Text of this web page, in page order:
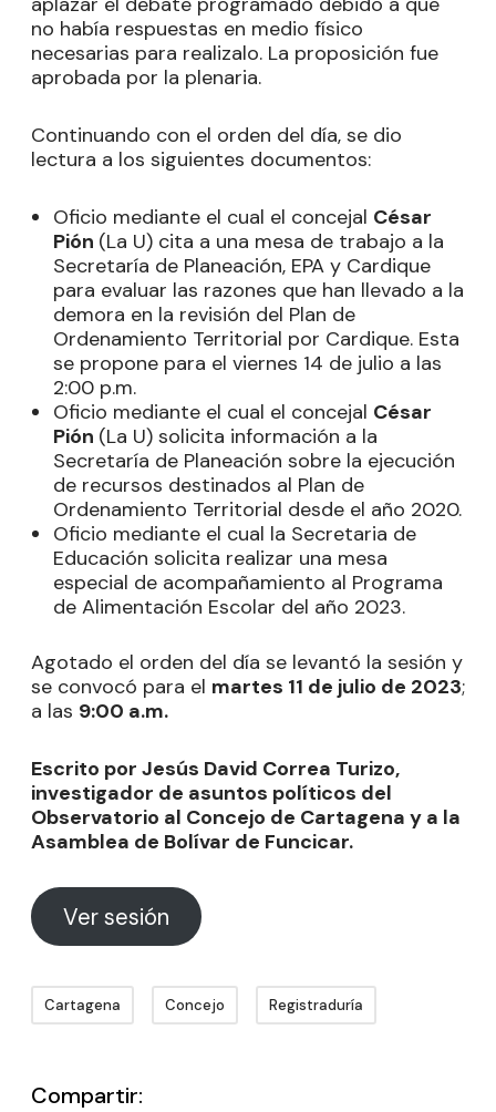
no había respuestas en medio físico
necesarias para realizalo. La proposición fue
aprobada por la plenaria.
Continuando con el orden del día, se dio
lectura a los siguientes documentos:
Oficio mediante el cual el concejal César
Pión (La U) cita a una mesa de trabajo a la
Secretaría de Planeación, EPA y Cardique
para evaluar las razones que han llevado a la
demora en la revisión del Plan de
Ordenamiento Territorial por Cardique. Esta
se propone para el viernes 14 de julio a las
2:00 p.m.
Oficio mediante el cual el concejal César
Pión (La U) solicita información a la
Secretaría de Planeación sobre la ejecución
de recursos destinados al Plan de
Ordenamiento Territorial desde el año 2020.
Oficio mediante el cual la Secretaria de
Educación solicita realizar una mesa
especial de acompañamiento al Programa
de Alimentación Escolar del año 2023.
Agotado el orden del día se levantó la sesión y
se convocó para el martes 11 de julio de 2023;
a las 9:00 a.m.
Escrito por Jesús David Correa Turizo,
investigador de asuntos políticos del
Observatorio al Concejo de Cartagena y a la
Asamblea de Bolívar de Funcicar.
Ver sesión
Cartagena Concejo Registraduría
Compartir: